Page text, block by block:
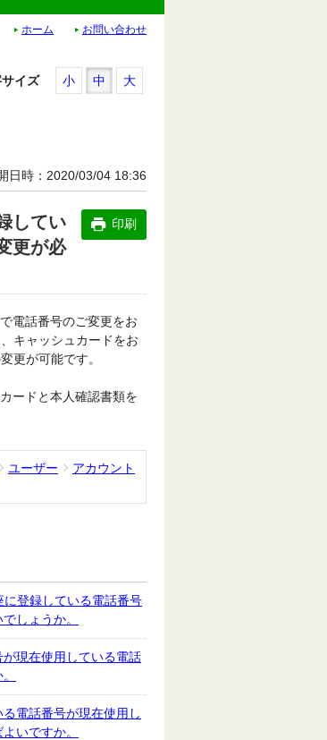
ホーム お問い合わせ
イズ 小 中 大
日時 2020/03/04 18:36
してい
更が必
印刷
電話番号のご変更をお
キャッシュカードをお
更が可能です。
ードと本人確認書類を
ユーザー
アカウント
登録している電話番号
しょうか。
現在使用している電話
電話番号が現在使用し
いですか。